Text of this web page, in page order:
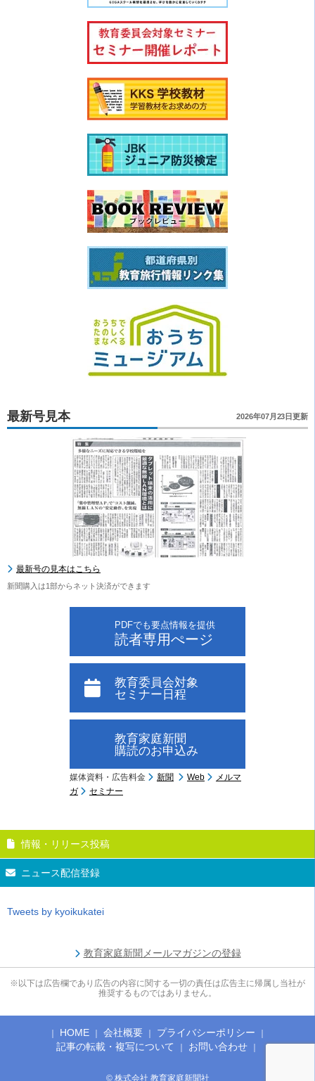
最新号見本 2026年07月23日更新
最新号の見本はこちら
新聞購入は1部からネット決済ができます
PDFでも要点情報を提供
読者専用ぺージ
教育委員会対象
セミナー日程
教育家庭新聞
購読のお申込み
媒体資料・広告料金 新聞 Web
メルマ
ガ
セミナー
情報・リリース投稿
ニュース配信登録
Tweets by kyoikukatei
教育家庭新聞メールマガジンの登録
※以下は広告欄であり広告の内容に関する一切の責任は広告主に帰属し当社が
推奨するものではありません。
© 株式会社 教育家庭新聞社
HOME 会社概要
プライバシーポリシー
記事の転載・複写について
お問い合わせ